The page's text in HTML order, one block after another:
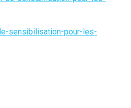
sensibilisation-pour-les-